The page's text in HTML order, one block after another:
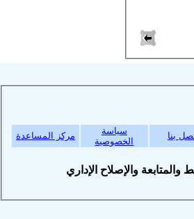
سياسة
الخصوصية
مركز المساعدة
والإصلاح الإداري